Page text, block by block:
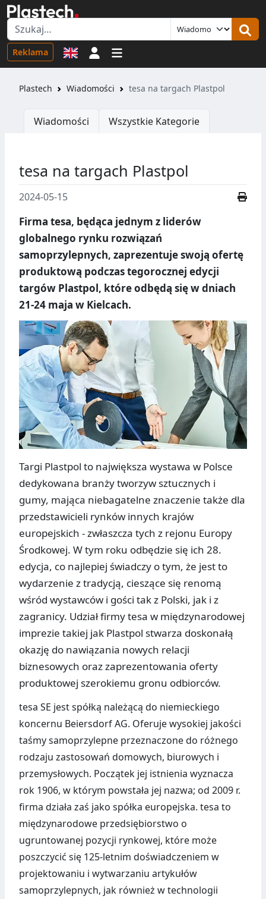
Reklama Logowanie
Plastech Wiadomości tesa na targach Plastpol
Wiadomości Wszystkie Kategorie
tesa na targach Plastpol
2024-05-15
Firma tesa, będąca jednym z liderów
globalnego rynku rozwiązań
samoprzylepnych, zaprezentuje swoją ofertę
produktową podczas tegorocznej edycji
targów Plastpol, które odbędą się w dniach
21-24 maja w Kielcach.
Targi Plastpol to największa wystawa w Polsce
dedykowana branży tworzyw sztucznych i
gumy, mająca niebagatelne znaczenie także dla
przedstawicieli rynków innych krajów
europejskich - zwłaszcza tych z rejonu Europy
Środkowej. W tym roku odbędzie się ich 28.
edycja, co najlepiej świadczy o tym, że jest to
wydarzenie z tradycją, cieszące się renomą
wśród wystawców i gości tak z Polski, jak i z
zagranicy. Udział firmy tesa w międzynarodowej
imprezie takiej jak Plastpol stwarza doskonałą
okazję do nawiązania nowych relacji
biznesowych oraz zaprezentowania oferty
produktowej szerokiemu gronu odbiorców.
tesa SE jest spółką należącą do niemieckiego
koncernu Beiersdorf AG. Oferuje wysokiej jakości
taśmy samoprzylepne przeznaczone do różnego
rodzaju zastosowań domowych, biurowych i
przemysłowych. Początek jej istnienia wyznacza
rok 1906, w którym powstała jej nazwa; od 2009 r.
firma działa zaś jako spółka europejska. tesa to
międzynarodowe przedsiębiorstwo o
ugruntowanej pozycji rynkowej, które może
poszczycić się 125-letnim doświadczeniem w
projektowaniu i wytwarzaniu artykułów
samoprzylepnych, jak również w technologii